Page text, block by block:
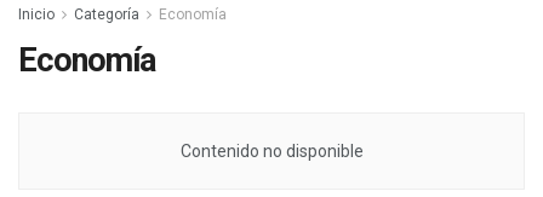
Inicio Categoría Economía
Economía
Contenido no disponible